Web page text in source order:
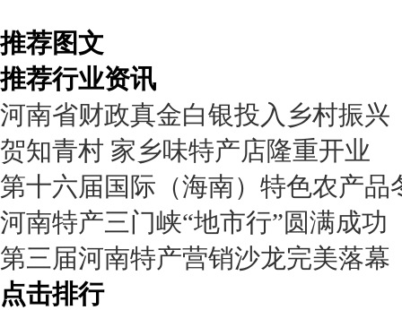
推荐图文
推荐行业资讯
河南省财政真金白银投入乡村振兴
贺知青村 家乡味特产店隆重开业
第十六届国际（海南）特色农产
河南特产三门峡“地市行”圆满成功
第三届河南特产营销沙龙完美落幕
点击排行